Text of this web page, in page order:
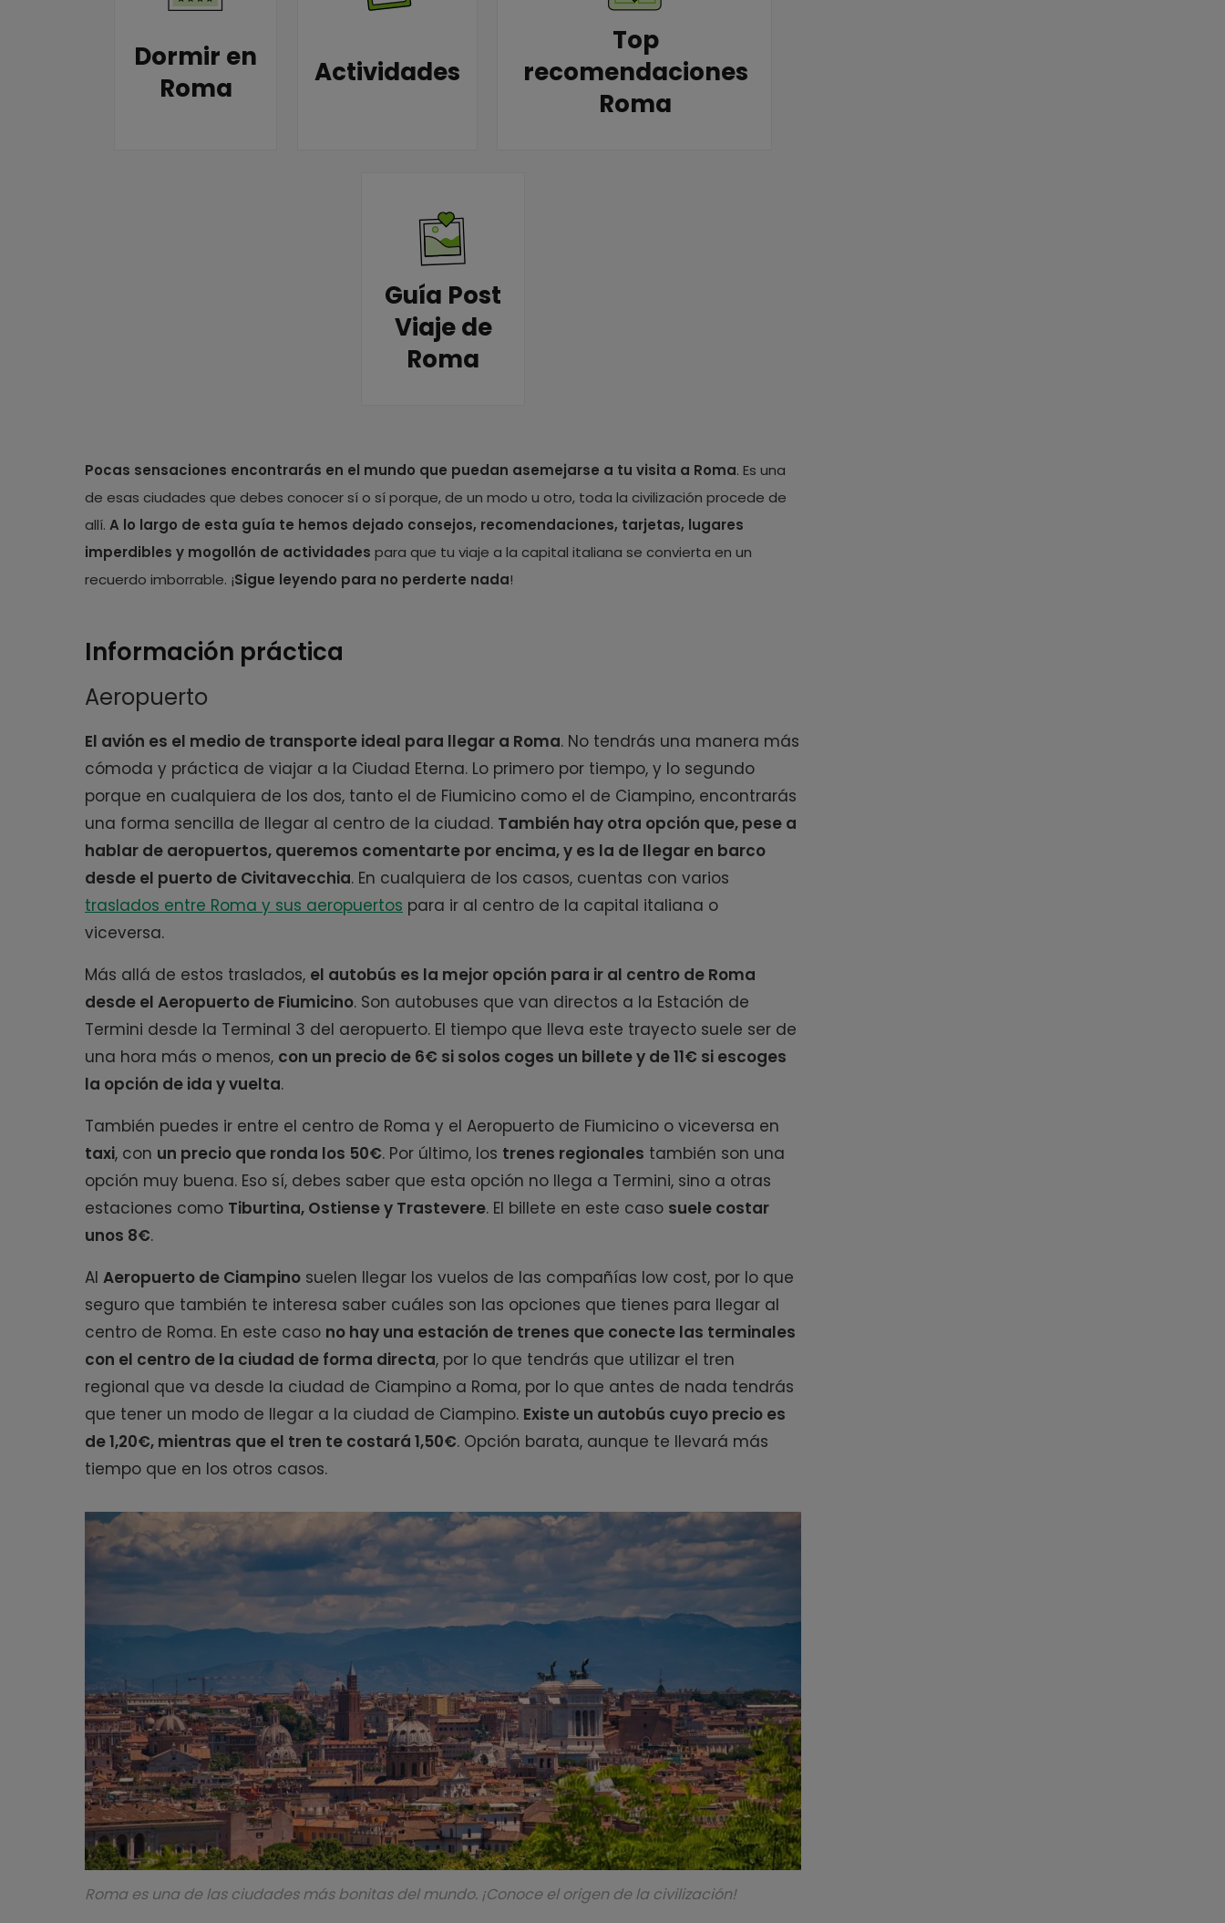
Dormir en
Roma
Actividades
Top
recomendaciones
Roma
Guía Post
Viaje de
Roma
Pocas sensaciones encontrarás en el mundo que puedan asemejarse a tu visita a Roma. Es una
de esas ciudades que debes conocer sí o sí porque, de un modo u otro, toda la civilización procede de
allí. A lo largo de esta guía te hemos dejado consejos, recomendaciones, tarjetas, lugares
imperdibles y mogollón de actividades para que tu viaje a la capital italiana se convierta en un
recuerdo imborrable. ¡Sigue leyendo para no perderte nada!
Información práctica
Aeropuerto
El avión es el medio de transporte ideal para llegar a Roma. No tendrás una manera más
cómoda y práctica de viajar a la Ciudad Eterna. Lo primero por tiempo, y lo segundo
porque en cualquiera de los dos, tanto el de Fiumicino como el de Ciampino, encontrarás
una forma sencilla de llegar al centro de la ciudad. También hay otra opción que, pese a
hablar de aeropuertos, queremos comentarte por encima, y es la de llegar en barco
desde el puerto de Civitavecchia. En cualquiera de los casos, cuentas con varios
traslados entre Roma y sus aeropuertos para ir al centro de la capital italiana o
viceversa.
Más allá de estos traslados, el autobús es la mejor opción para ir al centro de Roma
desde el Aeropuerto de Fiumicino. Son autobuses que van directos a la Estación de
Termini desde la Terminal 3 del aeropuerto. El tiempo que lleva este trayecto suele ser de
una hora más o menos, con un precio de 6€ si solos coges un billete y de 11€ si escoges
la opción de ida y vuelta.
También puedes ir entre el centro de Roma y el Aeropuerto de Fiumicino o viceversa en
taxi, con un precio que ronda los 50€. Por último, los trenes regionales también son una
opción muy buena. Eso sí, debes saber que esta opción no llega a Termini, sino a otras
estaciones como Tiburtina, Ostiense y Trastevere. El billete en este caso suele costar
unos 8€.
Al Aeropuerto de Ciampino suelen llegar los vuelos de las compañías low cost, por lo que
seguro que también te interesa saber cuáles son las opciones que tienes para llegar al
centro de Roma. En este caso no hay una estación de trenes que conecte las terminales
con el centro de la ciudad de forma directa, por lo que tendrás que utilizar el tren
regional que va desde la ciudad de Ciampino a Roma, por lo que antes de nada tendrás
que tener un modo de llegar a la ciudad de Ciampino. Existe un autobús cuyo precio es
de 1,20€, mientras que el tren te costará 1,50€. Opción barata, aunque te llevará más
tiempo que en los otros casos.
Roma es una de las ciudades más bonitas del mundo. ¡Conoce el origen de la civilización!